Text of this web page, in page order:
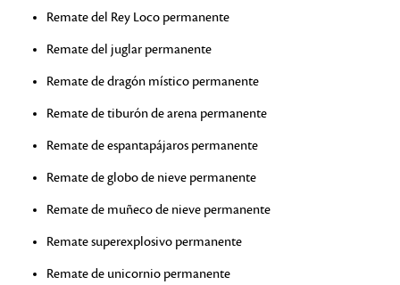
Remate del Rey Loco permanente
Remate del juglar permanente
Remate de dragón místico permanente
Remate de tiburón de arena permanente
Remate de espantapájaros permanente
Remate de globo de nieve permanente
Remate de muñeco de nieve permanente
Remate superexplosivo permanente
Remate de unicornio permanente